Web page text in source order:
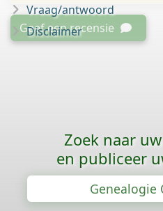
Geef een recensie
Vraag/antwoord
Disclaimer
Zoek naar
en publiceer
Genealogie